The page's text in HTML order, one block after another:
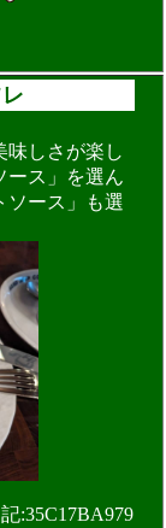
味しさが楽し
ース」を選ん
ソース」も選
記:35C17BA979